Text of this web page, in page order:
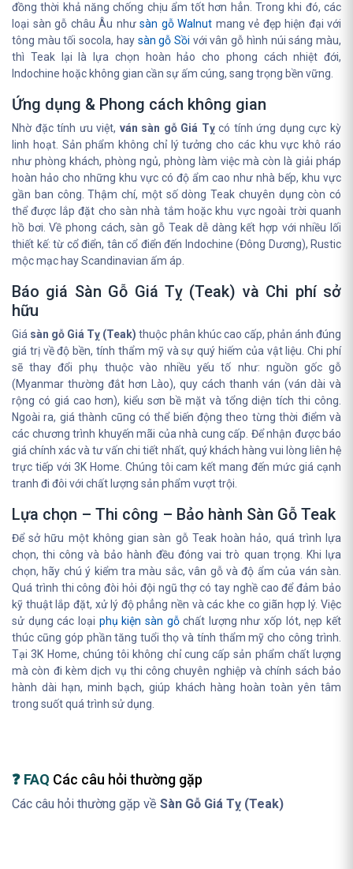
đồng thời khả năng chống chịu ẩm tốt hơn hẳn. Trong khi đó, các
loại sàn gỗ châu Âu như sàn gỗ Walnut mang vẻ đẹp hiện đại với
tông màu tối socola, hay sàn gỗ Sồi với vân gỗ hình núi sáng màu,
thì Teak lại là lựa chọn hoàn hảo cho phong cách nhiệt đới,
Indochine hoặc không gian cần sự ấm cúng, sang trọng bền vững.
Ứng dụng & Phong cách không gian
Nhờ đặc tính ưu việt, ván sàn gỗ Giá Tỵcó tính ứng dụng cực kỳ
linh hoạt. Sản phẩm không chỉ lý tưởng cho các khu vực khô ráo
như phòng khách, phòng ngủ, phòng làm việc mà còn là giải pháp
hoàn hảo cho những khu vực có độ ẩm cao như nhà bếp, khu vực
gần ban công. Thậm chí, một số dòng Teak chuyên dụng còn có
thể được lắp đặt cho sàn nhà tắm hoặc khu vực ngoài trời quanh
hồ bơi. Về phong cách, sàn gỗ Teak dễ dàng kết hợp với nhiều lối
thiết kế: từ cổ điển, tân cổ điển đến Indochine (Đông Dương), Rustic
mộc mạc hay Scandinavian ấm áp.
Báo giá Sàn Gỗ Giá Tỵ (Teak) và Chi phí sở
hữu
Giá sàn gỗ Giá Tỵ (Teak) thuộc phân khúc cao cấp, phản ánh đúng
giá trị về độ bền, tính thẩm mỹ và sự quý hiếm của vật liệu. Chi phí
sẽ thay đổi phụ thuộc vào nhiều yếu tố như: nguồn gốc gỗ
(Myanmar thường đắt hơn Lào), quy cách thanh ván (ván dài và
rộng có giá cao hơn), kiểu sơn bề mặt và tổng diện tích thi công.
Ngoài ra, giá thành cũng có thể biến động theo từng thời điểm và
các chương trình khuyến mãi của nhà cung cấp. Để nhận được báo
giá chính xác và tư vấn chi tiết nhất, quý khách hàng vui lòng liên hệ
trực tiếp với 3K Home. Chúng tôi cam kết mang đến mức giá cạnh
tranh đi đôi với chất lượng sản phẩm vượt trội.
Lựa chọn – Thi công – Bảo hành Sàn Gỗ Teak
Để sở hữu một không gian sàn gỗ Teak hoàn hảo, quá trình lựa
chọn, thi công và bảo hành đều đóng vai trò quan trọng. Khi lựa
chọn, hãy chú ý kiểm tra màu sắc, vân gỗ và độ ẩm của ván sàn.
Quá trình thi công đòi hỏi đội ngũ thợ có tay nghề cao để đảm bảo
kỹ thuật lắp đặt, xử lý độ phẳng nền và các khe co giãn hợp lý. Việc
sử dụng các loại phụ kiện sàn gỗchất lượng như xốp lót, nẹp kết
thúc cũng góp phần tăng tuổi thọ và tính thẩm mỹ cho công trình.
Tại 3K Home, chúng tôi không chỉ cung cấp sản phẩm chất lượng
mà còn đi kèm dịch vụ thi công chuyên nghiệp và chính sách bảo
hành dài hạn, minh bạch, giúp khách hàng hoàn toàn yên tâm
trong suốt quá trình sử dụng.
❓ FAQ Các câu hỏi thường gặp
Các câu hỏi thường gặp về Sàn Gỗ Giá Tỵ (Teak)